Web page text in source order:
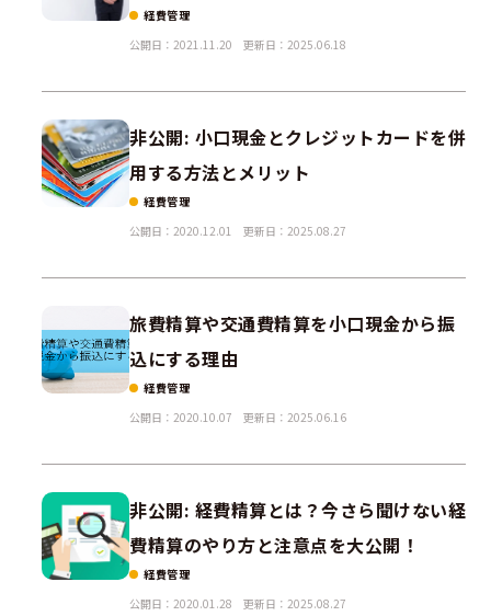
経費管理
公開日：2021.11.20
更新日：2025.06.18
非公開: 小口現金とクレジットカードを併
用する方法とメリット
経費管理
公開日：2020.12.01
更新日：2025.08.27
旅費精算や交通費精算を小口現金から振
込にする理由
経費管理
公開日：2020.10.07
更新日：2025.06.16
非公開: 経費精算とは？今さら聞けない経
費精算のやり方と注意点を大公開！
経費管理
公開日：2020.01.28
更新日：2025.08.27